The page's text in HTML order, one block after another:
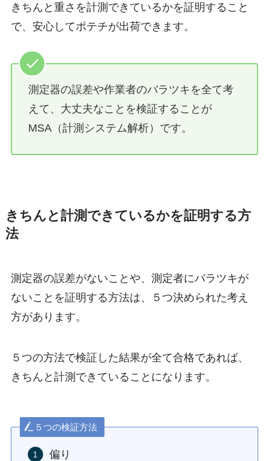
きちんと重さを計測できているかを証明すること
で、安心してポテチが出荷できます。
測定器の誤差や作業者のバラツキを全て考
えて、大丈夫なことを検証することが
MSA（計測システム解析）です。
きちんと計測できているかを証明する方
法
測定器の誤差がないことや、測定者にバラツキが
ないことを証明する方法は、５つ決められた考え
方があります。
５つの方法で検証した結果が全て合格であれば、
きちんと計測できていることになります。
５つの検証方法
偏り